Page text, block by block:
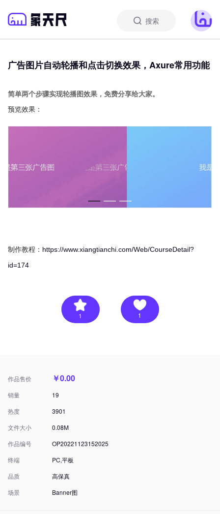
搜索
广告图片自动轮播和点击切换效果，Axure常用功能
简单两个步骤实现轮播图效果，免费分享给大家。
预览效果：
制作教程： https://www.xiangtianchi.com/Web/CourseDetail?
id=174
1 1
作品售价 ￥0.00
销量
19
热度
3901
文件大小
0.08M
作品编号
OP20221123152025
终端
PC,平板
品质
高保真
场景
Banner图